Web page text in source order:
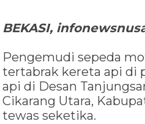
BEKASI,
Pengemudi sepeda
tertabrak kereta api di
api di Desan
Cikarang Utara,
tewas seketika.